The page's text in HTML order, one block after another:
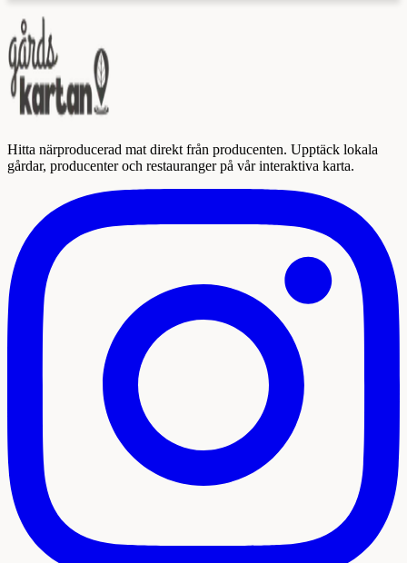
Hitta närproducerad mat direkt från producenten. Upptäck lokala
gårdar, producenter och restauranger på vår interaktiva karta.